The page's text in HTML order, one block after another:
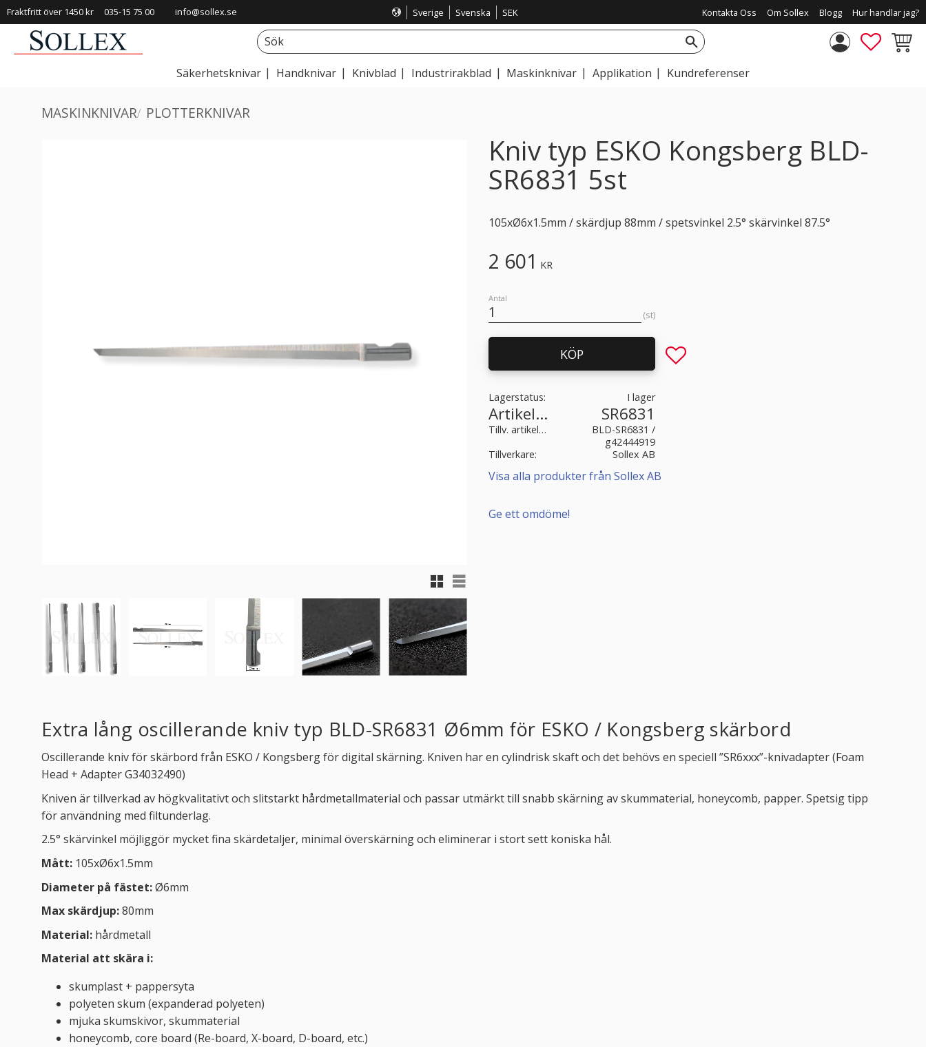
Fraktfritt över 1450 kr 035-15 75 00 info@sollex.se Sverige Svenska SEK Kontakta Oss Om Sollex Blogg Hur handlar jag?
Säkerhetsknivar Handknivar Knivblad Industrirakblad Maskinknivar Applikation Kundreferenser
MASKINKNIVAR PLOTTERKNIVAR
Kniv typ ESKO Kongsberg BLD-
SR6831 5st
105xØ6x1.5mm / skärdjup 88mm / spetsvinkel 2.5° skärvinkel 87.5°
Rutnätsvy
Listvy
2 601 KR
Antal
st
KÖP Lägg till i favoriter
Lagerstatus I lager
Artikelnr SR6831
Tillv. artikelnr
BLD-SR6831 /
g42444919
Tillverkare
Sollex AB
Visa alla produkter från Sollex AB
Ge ett omdöme!
Extra lång oscillerande kniv typ BLD-SR6831 Ø6mm för ESKO / Kongsberg skärbord
Oscillerande kniv för skärbord från ESKO / Kongsberg för digital skärning. Kniven har en cylindrisk skaft och det behövs en speciell ”SR6xxx”-knivadapter (Foam
Head + Adapter G34032490)
Kniven är tillverkad av högkvalitativt och slitstarkt hårdmetallmaterial och passar utmärkt till snabb skärning av skummaterial, honeycomb, papper. Spetsig tipp
för användning med filtunderlag.
2.5° skärvinkel möjliggör mycket fina skärdetaljer, minimal överskärning och eliminerar i stort sett koniska hål.
Mått: 105xØ6x1.5mm
Diameter på fästet:Ø6mm
Max skärdjup:80mm
Material: hårdmetall
Material att skära i:
skumplast + pappersyta
polyeten skum (expanderad polyeten)
mjuka skumskivor, skummaterial
honeycomb, core board (Re-board, X-board, D-board, etc.)